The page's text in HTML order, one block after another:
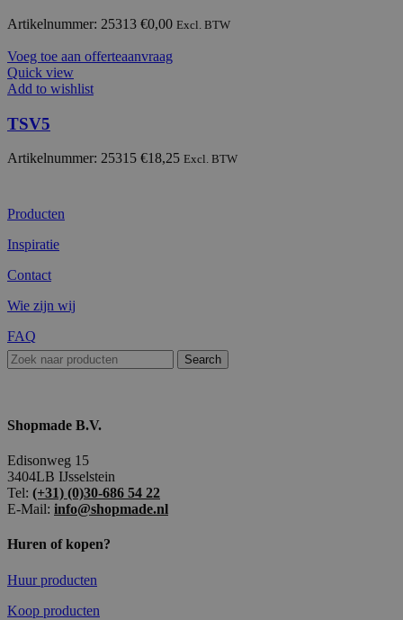
Artikelnummer: 25313 €0,00 Excl. BTW
Voeg toe aan offerteaanvraag
Quick view
Add to wishlist
TSV5
Artikelnummer: 25315 €18,25 Excl. BTW
Producten
Inspiratie
Contact
Wie zijn wij
FAQ
Search
Shopmade B.V.
Edisonweg 15
3404LB IJsselstein
Tel: (+31) (0)30-686 54 22
E-Mail: info@shopmade.nl
Huren of kopen?
Huur producten
Koop producten